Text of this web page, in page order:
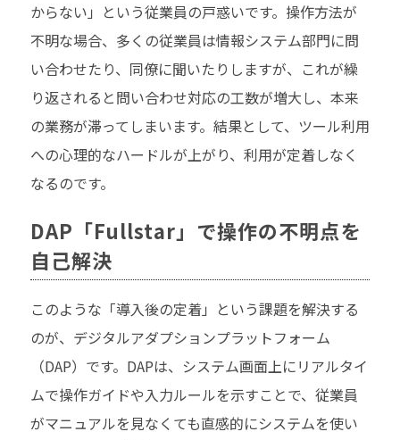
からない」という従業員の戸惑いです。操作方法が
不明な場合、多くの従業員は情報システム部門に問
い合わせたり、同僚に聞いたりしますが、これが繰
り返されると問い合わせ対応の工数が増大し、本来
の業務が滞ってしまいます。結果として、ツール利用
への心理的なハードルが上がり、利用が定着しなく
なるのです。
DAP「Fullstar」で操作の不明点を
自己解決
このような「導入後の定着」という課題を解決する
のが、デジタルアダプションプラットフォーム
（DAP）です。DAPは、システム画面上にリアルタイ
ムで操作ガイドや入力ルールを示すことで、従業員
がマニュアルを見なくても直感的にシステムを使い